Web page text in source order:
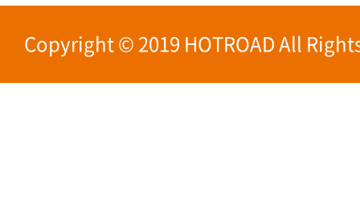
Copyright © 2019 HOTROAD All